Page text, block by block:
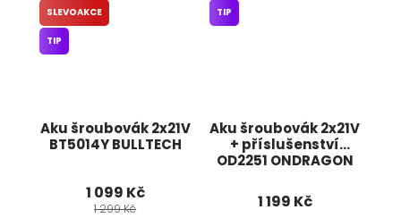
Aku šroubovák 2x21V
BT5014Y BULLTECH
SLEVOAKCE
TIP
1 099 Kč
1 299 Kč
Aku šroubovák 2x21V
+ příslušenství
OD2251 ONDRAGON
TIP
1 199 Kč